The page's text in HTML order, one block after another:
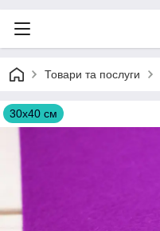
Товари та послуги
30х40 см